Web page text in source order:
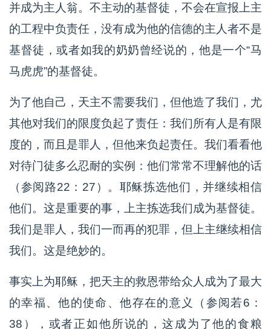
并成为主人翁。不主动的基督徒，不会在宣报上主
的工程中负责任，没有成为他的信德的主人者不是
基督徒，或者如我的奶奶曾经说的，他是一个“马
马虎虎”的基督徒。
为了他自己，天主不需要我们，但他造了我们，尤
其他对我们的限度负起了责任：我们所有人是有限
度的，而且是罪人，但他来负起责任。我们看看他
对待门徒多么忍耐的实例：他们常常不理解他的话
（参阅路22：27）。耶稣拣选他们，并继续相信
他们。这是重要的事，上主拣选我们成为基督徒。
我们是罪人，我们一而再的犯罪，但上主继续相信
我们。这是绝妙的。
事实上为耶稣，把天主的救恩带给众人成为了最大
的幸福、他的使命、他存在的意义（参阅若6：
38），或者正如他所说的，这成为了他的食粮